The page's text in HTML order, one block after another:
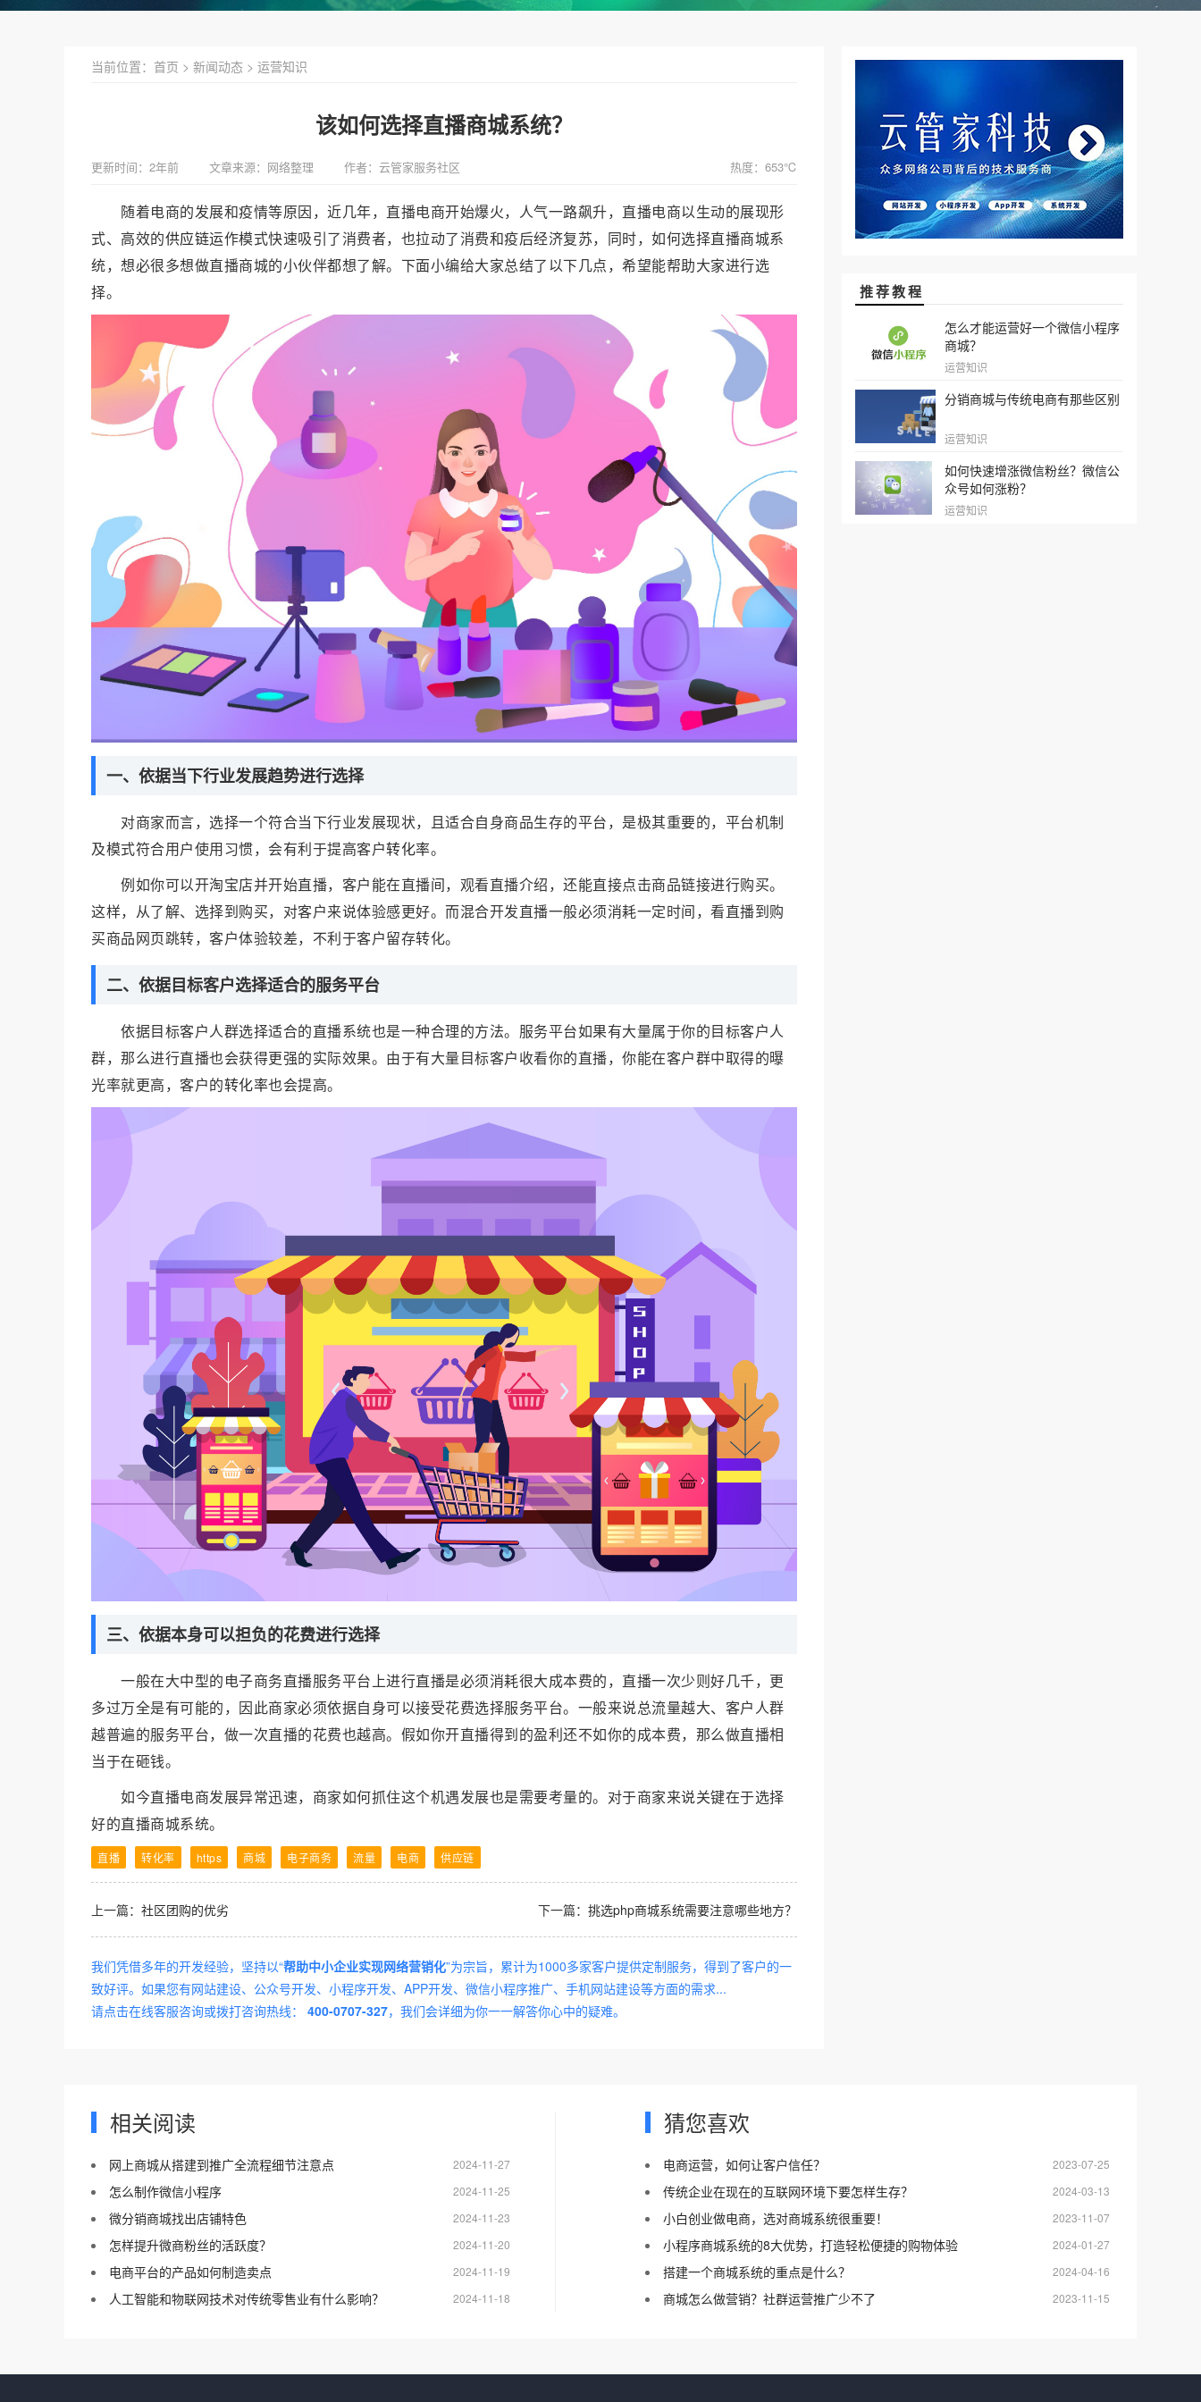
当前位置： 首页 > 新闻动态 > 运营知识
该如何选择直播商城系统？
更新时间：2年前 文章来源：网络整理 作者：云管家服务社区 热度：653℃
随着电商的发展和疫情等原因，近几年，直播电商开始爆火，人气一路飙升，直播电商以生动的展现形
式、高效的供应链运作模式快速吸引了消费者，也拉动了消费和疫后经济复苏，同时，如何选择直播商城系
统，想必很多想做直播商城的小伙伴都想了解。下面小编给大家总结了以下几点，希望能帮助大家进行选
择。
一、依据当下行业发展趋势进行选择
对商家而言，选择一个符合当下行业发展现状，且适合自身商品生存的平台，是极其重要的，平台机制
及模式符合用户使用习惯，会有利于提高客户转化率。
例如你可以开淘宝店并开始直播，客户能在直播间，观看直播介绍，还能直接点击商品链接进行购买。
这样，从了解、选择到购买，对客户来说体验感更好。而混合开发直播一般必须消耗一定时间，看直播到购
买商品网页跳转，客户体验较差，不利于客户留存转化。
二、依据目标客户选择适合的服务平台
依据目标客户人群选择适合的直播系统也是一种合理的方法。服务平台如果有大量属于你的目标客户人
群，那么进行直播也会获得更强的实际效果。由于有大量目标客户收看你的直播，你能在客户群中取得的曝
光率就更高，客户的转化率也会提高。
三、依据本身可以担负的花费进行选择
一般在大中型的电子商务直播服务平台上进行直播是必须消耗很大成本费的，直播一次少则好几千，更
多过万全是有可能的，因此商家必须依据自身可以接受花费选择服务平台。一般来说总流量越大、客户人群
越普遍的服务平台，做一次直播的花费也越高。假如你开直播得到的盈利还不如你的成本费，那么做直播相
当于在砸钱。
如今直播电商发展异常迅速，商家如何抓住这个机遇发展也是需要考量的。对于商家来说关键在于选择
好的直播商城系统。
直播 转化率 https 商城 电子商务 流量 电商 供应链
上一篇： 社区团购的优劣 下一篇： 挑选php商城系统需要注意哪些地方？
我们凭借多年的开发经验，坚持以“帮助中小企业实现网络营销化”为宗旨，累计为1000多家客户提供定制服务，得到了客户的一
致好评。如果您有网站建设、公众号开发、小程序开发、APP开发、微信小程序推广、手机网站建设等方面的需求...
请点击在线客服咨询或拨打咨询热线：
400-0707-327，我们会详细为你一一解答你心中的疑难。
推荐教程
怎么才能运营好一个微信小程序
商城？
运营知识
分销商城与传统电商有那些区别
运营知识
如何快速增涨微信粉丝？微信公
众号如何涨粉？
运营知识
相关阅读
2024-11-27
网上商城从搭建到推广全流程细节注意点
2024-11-25
怎么制作微信小程序
2024-11-23
微分销商城找出店铺特色
2024-11-20
怎样提升微商粉丝的活跃度？
2024-11-19
电商平台的产品如何制造卖点
2024-11-18
人工智能和物联网技术对传统零售业有什么影响？
猜您喜欢
2023-07-25
电商运营，如何让客户信任？
2024-03-13
传统企业在现在的互联网环境下要怎样生存？
2023-11-07
小白创业做电商，选对商城系统很重要！
2024-01-27
小程序商城系统的8大优势，打造轻松便捷的购物体验
2024-04-16
搭建一个商城系统的重点是什么？
2023-11-15
商城怎么做营销？社群运营推广少不了